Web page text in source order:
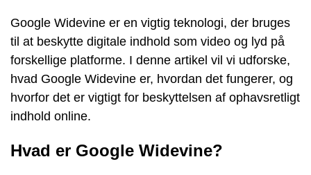
Google Widevine er en vigtig teknologi, der bruges
til at beskytte digitale indhold som video og lyd på
forskellige platforme. I denne artikel vil vi udforske,
hvad Google Widevine er, hvordan det fungerer, og
hvorfor det er vigtigt for beskyttelsen af ophavsretligt
indhold online.
Hvad er Google Widevine?